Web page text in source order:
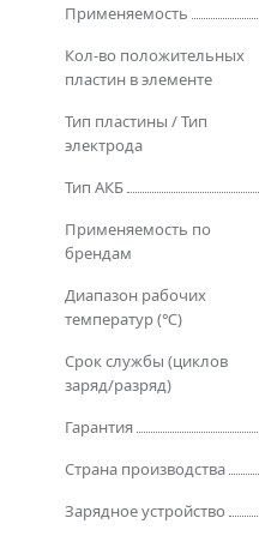
Применяемость
Кол-во положительных
пластин в элементе
Тип пластины / Тип
электрода
Тип АКБ
Применяемость по
брендам
Диапазон рабочих
температур (℃)
Срок службы (циклов
заряд/разряд)
Гарантия
Страна производства
Зарядное устройство